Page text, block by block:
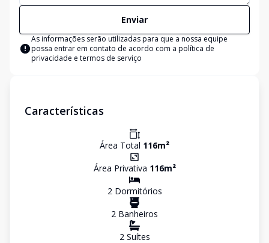
Enviar
As informações serão utilizadas para que a nossa equipe
possa entrar em contato de acordo com a política de
privacidade e termos de serviço
Características
Área Total 116m²
Área Privativa 116m²
2Dormitórios
2 Banheiros
2Suítes